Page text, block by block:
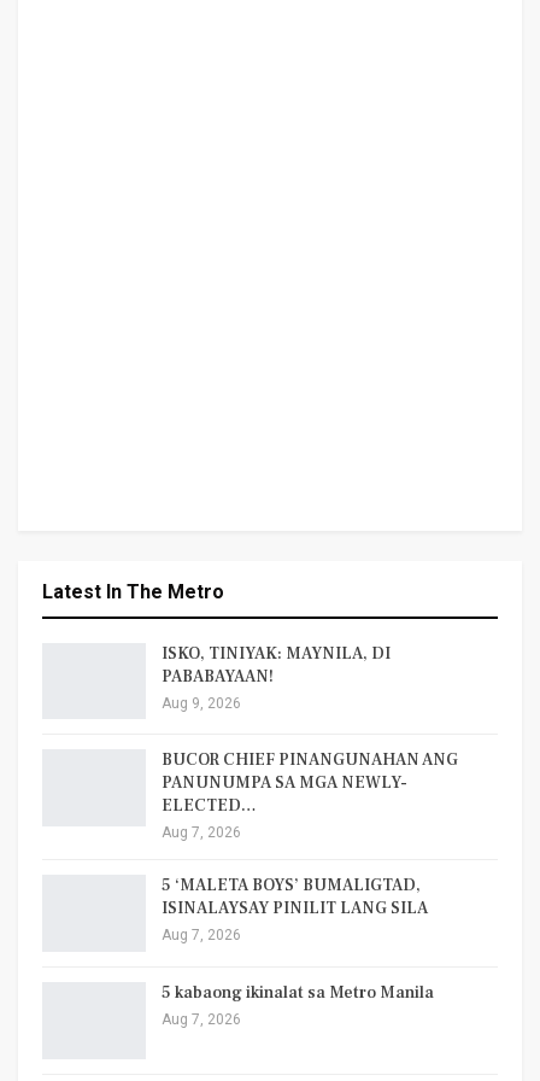
Latest In The Metro
ISKO, TINIYAK: MAYNILA, DI
PABABAYAAN!
Aug 9, 2026
BUCOR CHIEF PINANGUNAHAN ANG
PANUNUMPA SA MGA NEWLY-
ELECTED…
Aug 7, 2026
5 ‘MALETA BOYS’ BUMALIGTAD,
ISINALAYSAY PINILIT LANG SILA
Aug 7, 2026
5 kabaong ikinalat sa Metro Manila
Aug 7, 2026